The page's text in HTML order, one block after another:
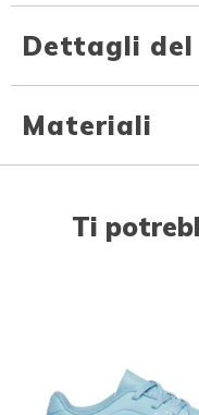
Dettagli
Materiali
Ti